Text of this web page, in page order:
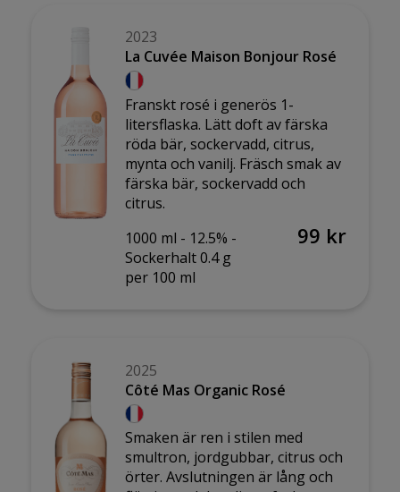
2023
La Cuvée Maison Bonjour Rosé
Franskt rosé i generös 1-
litersflaska. Lätt doft av färska
röda bär, sockervadd, citrus,
mynta och vanilj. Fräsch smak av
färska bär, sockervadd och
citrus.
1000 ml - 12.5% -
Sockerhalt 0.4 g
per 100 ml
99 kr
2025
Côté Mas Organic Rosé
Smaken är ren i stilen med
smultron, jordgubbar, citrus och
örter. Avslutningen är lång och